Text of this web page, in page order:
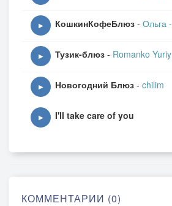
▶ КошкинКофеБлюз - Ольга
▶ Тузик-блюз - Romanko Yuriy
▶ Новогодний Блюз - chilim
▶ I'll take care of you
КОММЕНТАРИИ (0)